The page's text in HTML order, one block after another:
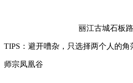
丽江古城石板
TIPS：避开嘈杂，只选择两个人的角
师宗凤凰谷